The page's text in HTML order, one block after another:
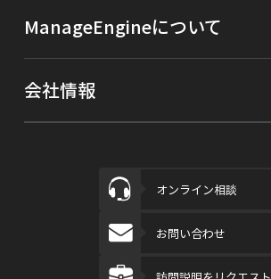
ManageEngineについて
会社情報
オンライン相談
お問い合わせ